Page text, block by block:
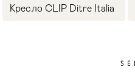
Кресло CLIP Ditre Italia